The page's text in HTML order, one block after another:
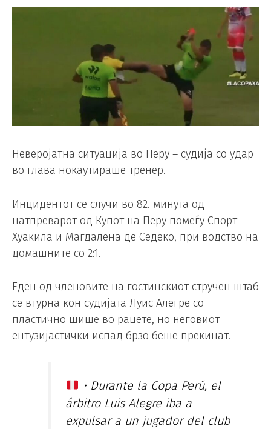
Неверојатна ситуација во Перу – судија со удар
во глава нокаутираше тренер.
Инцидентот се случи во 82. минута од
натпреварот од Купот на Перу помеѓу Спорт
Хуакила и Магдалена де Седеко, при водство на
домашните со 2:1.
Еден од членовите на гостинскиот стручен штаб
се втурна кон судијата Луис Алегре со
пластично шише во рацете, но неговиот
ентузијастички испад брзо беше прекинат.
• Durante la Copa Perú, el
árbitro Luis Alegre iba a
expulsar a un jugador del club